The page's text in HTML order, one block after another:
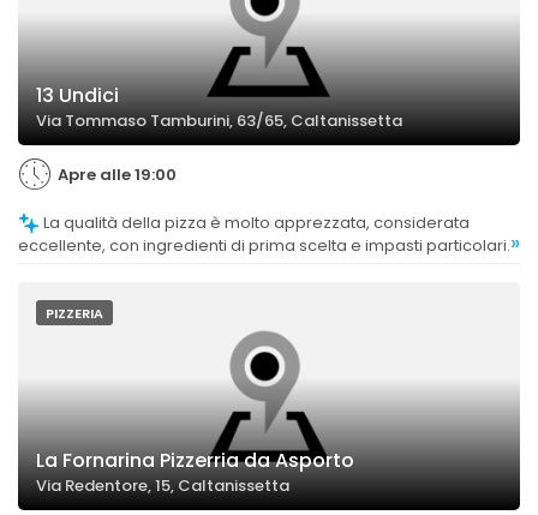
13 Undici
Via Tommaso Tamburini, 63/65, Caltanissetta
Apre alle 19:00
eccellente, con ingredienti di prima scelta e impasti particolari.»
PIZZERIA
La Fornarina Pizzerria da Asporto
Via Redentore, 15, Caltanissetta